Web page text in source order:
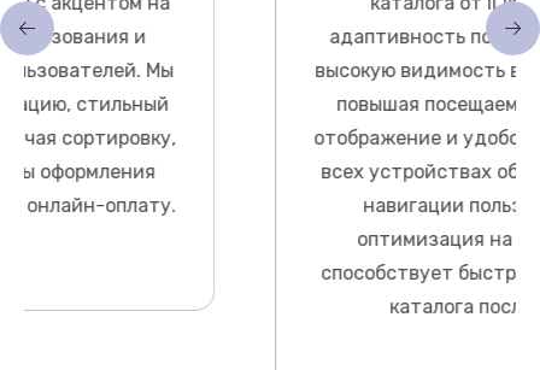
и
Мы
адаптивность под разные
высокую видимость в поисковых
повышая посещаемость.
отображение и удобство
всех устройствах обеспечивают
навигации пользователями.
оптимизация на этапе
способствует быстрой
каталога после его запуска.